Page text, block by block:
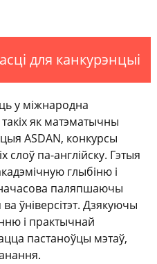
для канкурэнцыі
у міжнародна
як матэматычны
ASDAN, конкурсы
слоў па-англійску. Гэтыя
глыбіню і
паляпшаючы
ўніверсітэт. Дзякуючы
і практычнай
пастаноўцы мэтаў,